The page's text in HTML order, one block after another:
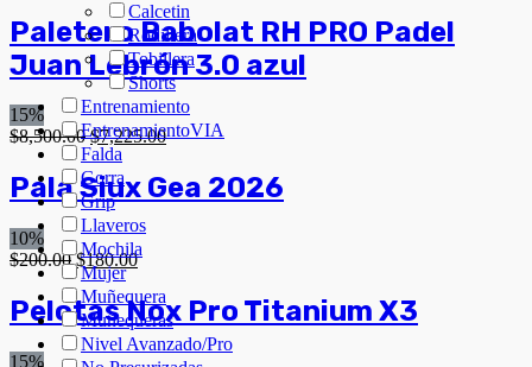
Paletero Babolat RH PRO Padel
Juan Lebrón 3.0 azul
15%
$8,500.00 $7,225.00
Pala Siux Gea 2026
10%
$200.00 $180.00
Pelotas Nox Pro Titanium X3
15%
Calcetin
Rodillera
Tobillera
Shorts
Entrenamiento
EntrenamientoVIA
Falda
Gorra
Grip
Llaveros
Mochila
Mujer
Muñequera
Muñequeras
Nivel Avanzado/Pro